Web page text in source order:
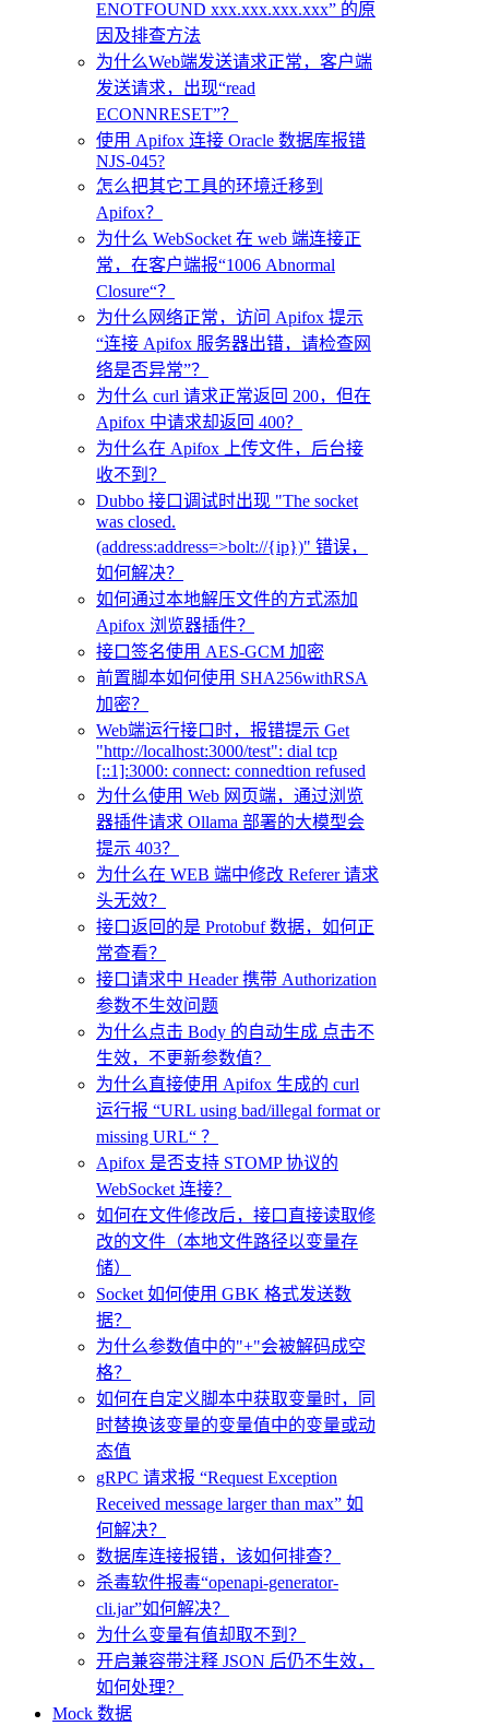
ENOTFOUND xxx.xxx.xxx.xxx” 的原
因及排查方法
为什么Web端发送请求正常，客户端
发送请求，出现“read
ECONNRESET”？
使用 Apifox 连接 Oracle 数据库报错
NJS-045?
怎么把其它工具的环境迁移到
Apifox？
为什么 WebSocket 在 web 端连接正
常，在客户端报“1006 Abnormal
Closure“？
为什么网络正常，访问 Apifox 提示
“连接 Apifox 服务器出错，请检查网
络是否异常”？
为什么 curl 请求正常返回 200，但在
Apifox 中请求却返回 400？
为什么在 Apifox 上传文件，后台接
收不到？
Dubbo 接口调试时出现 "The socket
was closed.
(address:address=>bolt://{ip})" 错误，
如何解决？
如何通过本地解压文件的方式添加
Apifox 浏览器插件？
接口签名使用 AES-GCM 加密
前置脚本如何使用 SHA256withRSA
加密？
Web端运行接口时，报错提示 Get
"http://localhost:3000/test": dial tcp
[::1]:3000: connect: connedtion refused
为什么使用 Web 网页端，通过浏览
器插件请求 Ollama 部署的大模型会
提示 403？
为什么在 WEB 端中修改 Referer 请求
头无效？
接口返回的是 Protobuf 数据，如何正
常查看？
接口请求中 Header 携带 Authorization
参数不生效问题
为什么点击 Body 的自动生成 点击不
生效，不更新参数值？
为什么直接使用 Apifox 生成的 curl
运行报 “URL using bad/illegal format or
missing URL“ ？
Apifox 是否支持 STOMP 协议的
WebSocket 连接？
如何在文件修改后，接口直接读取修
改的文件（本地文件路径以变量存
储）
Socket 如何使用 GBK 格式发送数
据？
为什么参数值中的"+"会被解码成空
格？
如何在自定义脚本中获取变量时，同
时替换该变量的变量值中的变量或动
态值
gRPC 请求报 “Request Exception
Received message larger than max” 如
何解决？
数据库连接报错，该如何排查？
杀毒软件报毒“openapi-generator-
cli.jar”如何解决？
为什么变量有值却取不到？
开启兼容带注释 JSON 后仍不生效，
如何处理？
Mock 数据